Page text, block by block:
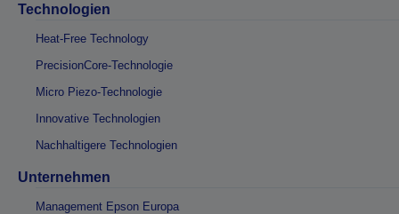
Technologien
Heat-Free Technology
PrecisionCore-Technologie
Micro Piezo-Technologie
Innovative Technologien
Nachhaltigere Technologien
Unternehmen
Management Epson Europa